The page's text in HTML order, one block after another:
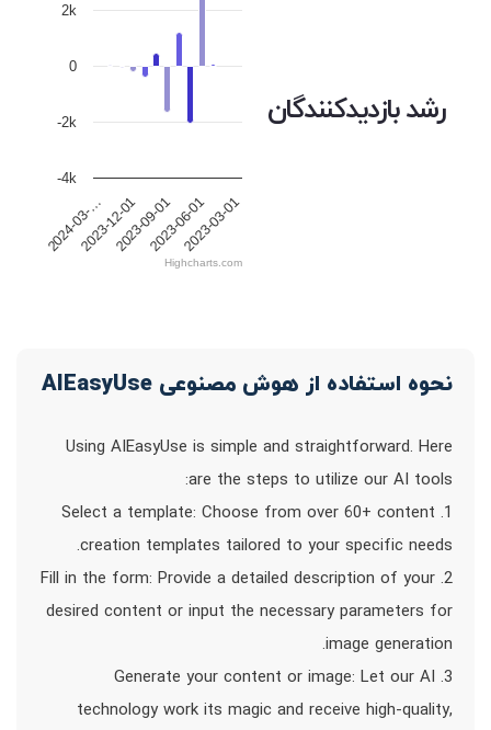
رشد بازدیدکنندگان
2024-03-…2023-12-012023-09-012023-06-012023-03-01
-4k
-2k
0
2k
Highcharts.com
نحوه استفاده از هوش مصنوعی AIEasyUse
Using AIEasyUse is simple and straightforward. Here
are the steps to utilize our AI tools:
1. Select a template: Choose from over 60+ content
creation templates tailored to your specific needs.
2. Fill in the form: Provide a detailed description of your
desired content or input the necessary parameters for
image generation.
3. Generate your content or image: Let our AI
technology work its magic and receive high-quality,